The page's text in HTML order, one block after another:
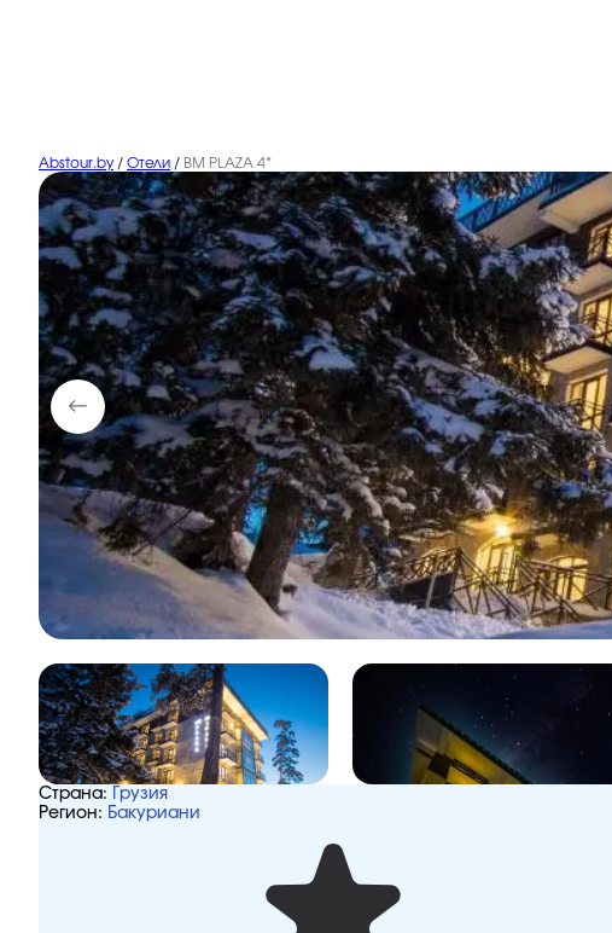
Abstour.by / Отели / BM PLAZA 4*
Страна:
Грузия
Регион: Бакуриани